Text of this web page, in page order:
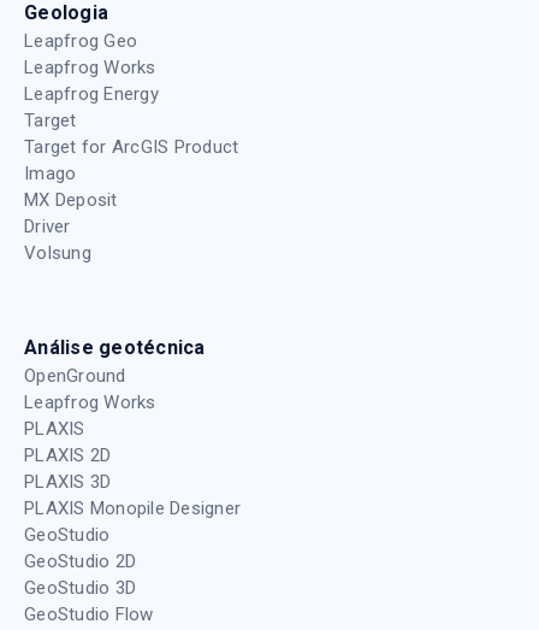
Geologia
Leapfrog Geo
Leapfrog Works
Leapfrog Energy
Target
Target for ArcGIS Product
Imago
MX Deposit
Driver
Volsung
Análise geotécnica
OpenGround
Leapfrog Works
PLAXIS
PLAXIS 2D
PLAXIS 3D
PLAXIS Monopile Designer
GeoStudio
GeoStudio 2D
GeoStudio 3D
GeoStudio Flow